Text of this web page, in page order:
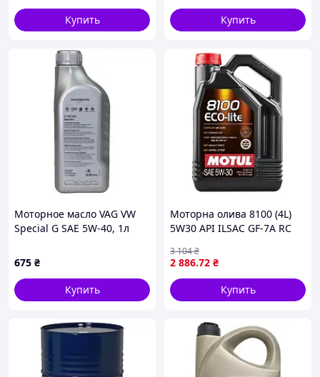
Купить Купить
Моторное масло VAG VW
Special G SAE 5W-40, 1л
675 ₴
Купить
Моторна олива 8100 (4L)
5W30 API ILSAC GF-7A RC
DEXOS1 GEN2 DEXOS1
GEN3 F
2 886.72 ₴
3 104₴
Купить